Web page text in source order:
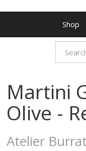
Shop
Martini
Olive -
Atelier